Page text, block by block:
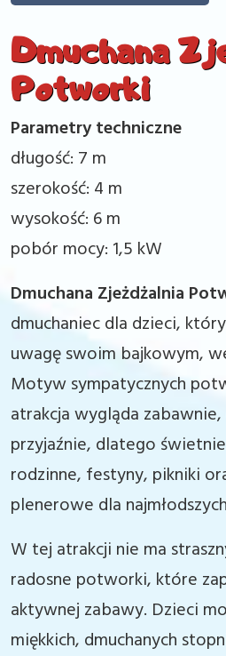
Dmuchana
Potworki
Parametry techniczne
długość: 7 m
szerokość: 4 m
wysokość: 6 m
pobór mocy: 1,5 kW
Dmuchana Zjeżdżalnia
dmuchaniec dla dzieci,
uwagę swoim bajkowym,
Motyw sympatycznych
atrakcja wygląda
przyjaźnie, dlatego
rodzinne, festyny, pikniki
plenerowe dla
W tej atrakcji nie ma
radosne potworki, które
aktywnej zabawy. Dzieci
miękkich, dmuchanych